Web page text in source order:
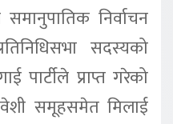
निर्वाचन
सदस्यको
पार्टीले प्राप्त गरेको
समूहसमेत मिलाई